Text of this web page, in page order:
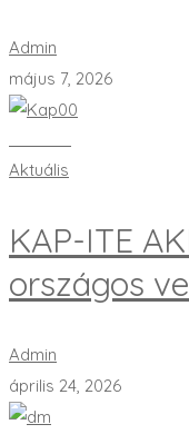
Admin
május 7, 2026
Aktuális
KAP-ITE
országos
Admin
április 24, 2026